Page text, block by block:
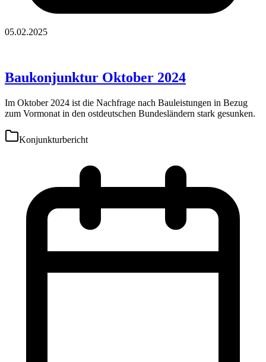
05.02.2025
Baukonjunktur Oktober 2024
Im Oktober 2024 ist die Nachfrage nach Bauleistungen in Bezug
zum Vormonat in den ostdeutschen Bundesländern stark gesunken.
Konjunkturbericht